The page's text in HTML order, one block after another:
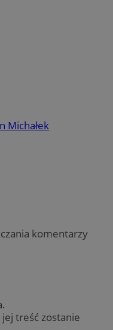
Michałek
komentarzy
treść zostanie